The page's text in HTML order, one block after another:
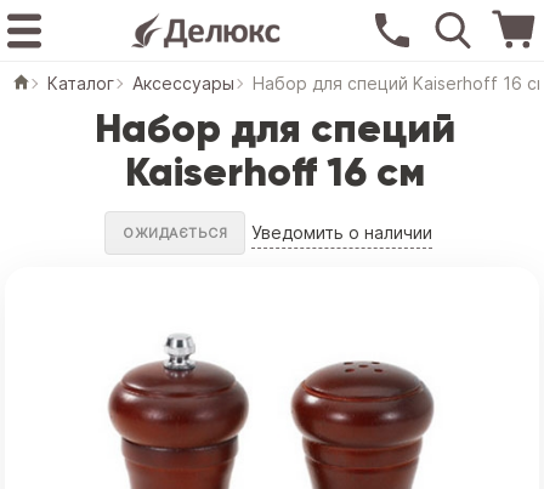
Каталог Аксессуары Набор для специй Kaiserhoff 16
Набор для специй
Kaiserhoff 16 см
ОЖИДАЄТЬСЯ Уведомить о наличии